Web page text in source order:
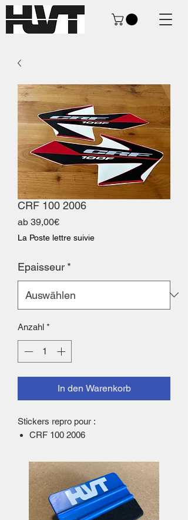
CRF 100 2006
ab 39,00€Sale-
Preis
La Poste lettre suivie
Epaisseur *
Anzahl *
In den Warenkorb
Stickers repro pour :
CRF 100 2006